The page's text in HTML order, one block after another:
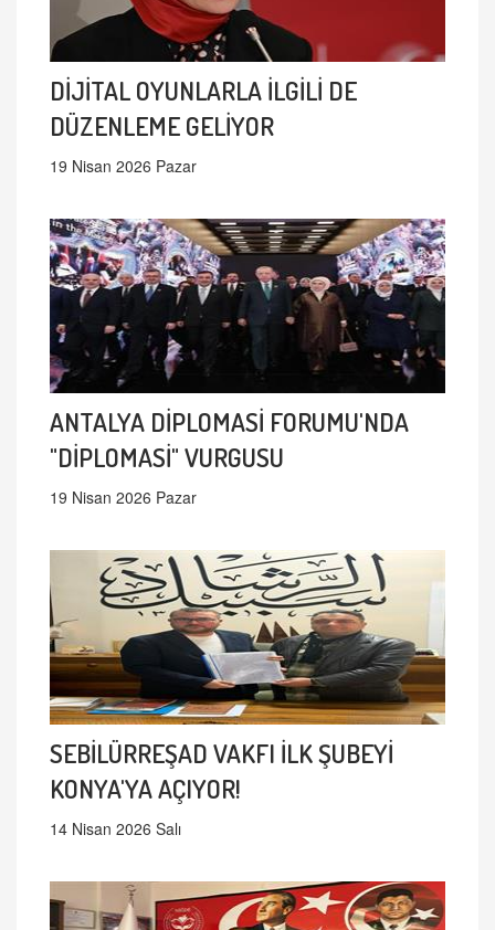
DİJİTAL OYUNLARLA İLGİLİ DE
DÜZENLEME GELİYOR
19 Nisan 2026 Pazar
ANTALYA DİPLOMASİ FORUMU'NDA
"DİPLOMASİ" VURGUSU
19 Nisan 2026 Pazar
SEBİLÜRREŞAD VAKFI İLK ŞUBEYİ
KONYA'YA AÇIYOR!
14 Nisan 2026 Salı